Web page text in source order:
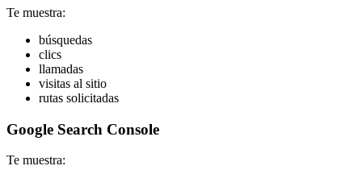
Te muestra:
búsquedas
clics
llamadas
visitas al sitio
rutas solicitadas
Google Search Console
Te muestra: